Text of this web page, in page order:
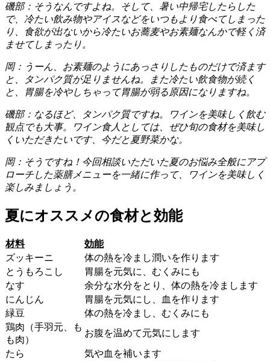
磯部：そうなんですよね。そして、暑い中帰宅したらした
で、冷たい飲み物やアイスなどをいつもより食べてしまった
り、食欲が出ないから冷たいお蕎麦やお素麺なんかで軽く済
ませてしまったり。
岡：うーん、お素麺のようにあっさりしたものだけで済ます
と、タンパク質が足りませんね。また冷たい飲食物が続く
と、胃腸を冷やしちゃって胃腸が弱る原因になりますね。
磯部：なるほど、タンパク質ですね。ワインを美味しく飲む
観点でも大事。ワイン食人としては、ぜひ旬の食材を美味し
くいただきたいです、今だと夏野菜かな。
岡：そうですね！今回相談いただいた夏のお悩み全般にアプ
ローチした薬膳メニューを一緒に作って、ワインを美味しく
楽しみましょう。
夏にオススメの食材と効能
材料
効能
ズッキーニ
体の熱を冷まし潤いを作ります
とうもろこし
胃腸を元気に、むくみにも
なす
余分な水分をとり、体の熱を冷まします
にんじん
胃腸を元気にし、血を作ります
緑豆
体の熱を冷まし、むくみにも
鶏肉（手羽元、も
も肉）
お腹を温めて元気にします
たら
気や血を補います